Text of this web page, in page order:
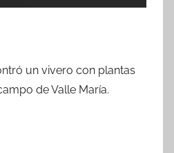
un vivero con plantas
de Valle María.